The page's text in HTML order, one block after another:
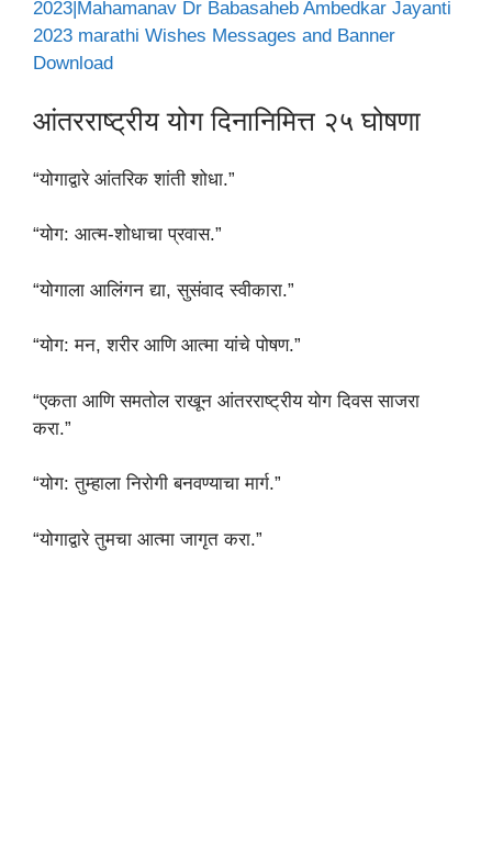
2023|Mahamanav Dr Babasaheb Ambedkar Jayanti
2023 marathi Wishes Messages and Banner
Download
आंतरराष्ट्रीय योग दिनानिमित्त २५ घोषणा
“योगाद्वारे आंतरिक शांती शोधा.”
“योग: आत्म-शोधाचा प्रवास.”
“योगाला आलिंगन द्या, सुसंवाद स्वीकारा.”
“योग: मन, शरीर आणि आत्मा यांचे पोषण.”
“एकता आणि समतोल राखून आंतरराष्ट्रीय योग दिवस साजरा
करा.”
“योग: तुम्हाला निरोगी बनवण्याचा मार्ग.”
“योगाद्वारे तुमचा आत्मा जागृत करा.”